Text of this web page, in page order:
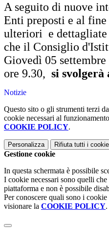
A seguito di nuove
Enti preposti e al
ulteriori e
che il Consiglio
Giovedì 05
ore 9.30, si svolgerà
Notizie
Questo sito o gli strumenti terzi
cookie necessari al
COOKIE POLICY.
Personalizza Rifiuta tutti i
Gestione cookie
In questa schermata è possibile
I cookie necessari sono quelli
piattaforma e non è possibile
Per conoscere quali sono i
visionare la COOKIE POLICY.